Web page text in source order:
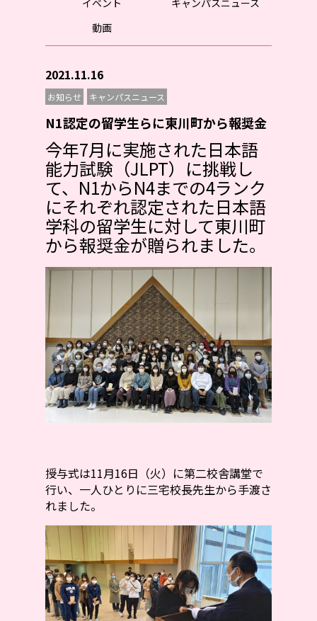
イベント
キャンパスニュース
動画
2021.11.16
お知らせ キャンパスニュース
N1認定の留学生らに東川町から報奨金
今年7月に実施された日本語
能力試験（JLPT）に挑戦し
て、N1からN4までの4ランク
にそれぞれ認定された日本語
学科の留学生に対して東川町
から報奨金が贈られました。
授与式は11月16日（火）に第二校舎講堂で
行い、一人ひとりに三宅校長先生から手渡さ
れました。